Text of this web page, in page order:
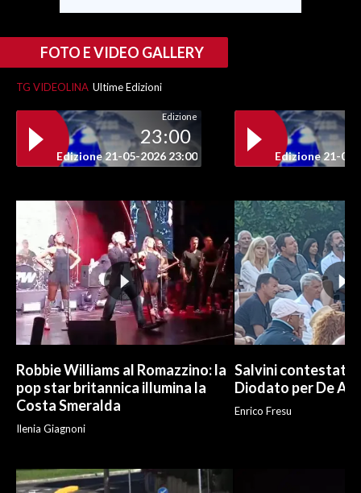
NECROLOGI
STORE
FOTO E VIDEO GALLERY
TG VIDEOLINA Ultime Edizioni
Edizione
23:00
Edizione 21-05-2026 23:00 Edizione 21-05-
Robbie Williams al Romazzino: la
pop star britannica illumina la
Costa Smeralda
Ilenia Giagnoni
Salvini contestato
Diodato per De
Enrico Fresu